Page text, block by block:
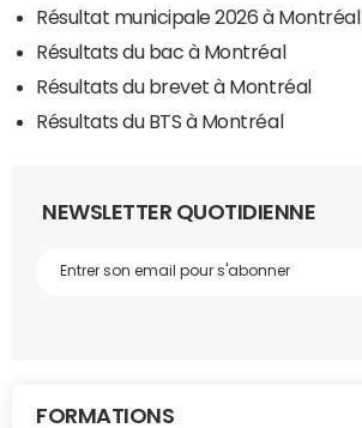
Résultat municipale 2026 à Montréal
Résultats du bac à Montréal
Résultats du brevet à Montréal
Résultats du BTS à Montréal
NEWSLETTER QUOTIDIENNE
FORMATIONS